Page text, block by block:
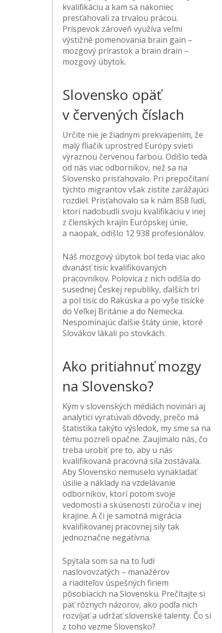
kvalifikáciu a kam sa nakoniec
presťahovali za trvalou prácou.
Príspevok zároveň využíva veľmi
výstižné pomenovania brain gain –
mozgový prírastok a brain drain –
mozgový úbytok.
Slovensko opäť
v červených číslach
Určite nie je žiadnym prekvapením, že
malý fliačik uprostred Európy svieti
výraznou červenou farbou. Odišlo teda
od nás viac odborníkov, než sa na
Slovensko prisťahovalo. Pri prepočítaní
týchto migrantov však zistíte zarážajúci
rozdiel. Prisťahovalo sa k nám 858 ľudí,
ktorí nadobudli svoju kvalifikáciu v inej
z členských krajín Európskej únie,
a naopak, odišlo 12 938 profesionálov.
Náš mozgový úbytok bol teda viac ako
dvanásť tisíc kvalifikovaných
pracovníkov. Polovica z nich odišla do
susednej Českej republiky, ďalších tri
a pol tisíc do Rakúska a po vyše tisícke
do Veľkej Británie a do Nemecka.
Nespomínajúc ďalšie štáty únie, ktoré
Slovákov lákali po stovkách.
Ako pritiahnuť mozgy
na Slovensko?
Kým v slovenských médiách novinári aj
analytici vyratúvali dôvody, prečo má
štatistika takýto výsledok, my sme sa na
tému pozreli opačne. Zaujímalo nás, čo
treba urobiť pre to, aby u nás
kvalifikovaná pracovná sila zostávala.
Aby Slovensko nemuselo vynakladať
úsilie a náklady na vzdelávanie
odborníkov, ktorí potom svoje
vedomosti a skúsenosti zúročia v inej
krajine. A či je samotná migrácia
kvalifikovanej pracovnej sily tak
jednoznačne negatívna.
Spýtala som sa na to ľudí
naslovovzatých – manažérov
a riaditeľov úspešných firiem
pôsobiacich na Slovensku. Prečítajte si
päť rôznych názorov, ako podľa nich
rozvíjať a udržať slovenské talenty. Čo si
z toho vezme Slovensko?